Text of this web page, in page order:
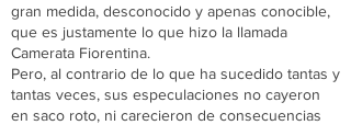
gran medida, desconocido y apenas conocible,
que es justamente lo que hizo la llamada
Camerata Fiorentina.
Pero, al contrario de lo que ha sucedido tantas y
tantas veces, sus especulaciones no cayeron
en saco roto, ni carecieron de consecuencias